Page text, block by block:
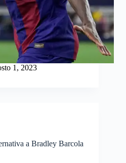
1, 2023
a Bradley Barcola